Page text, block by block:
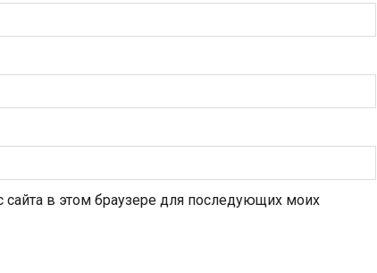
сайта в этом браузере для последующих моих